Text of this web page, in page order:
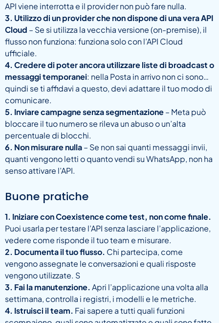
API viene interrotta e il provider non può fare nulla.
3. Utilizzo di un provider che non dispone di una vera API
Cloud – Se si utilizza la vecchia versione (on-premise), il
flusso non funziona: funziona solo con l’API Cloud
ufficiale.
4. Credere di poter ancora utilizzare liste di broadcast o
messaggi temporanei: nella Posta in arrivo non ci sono…
quindi se ti affidavi a questo, devi adattare il tuo modo di
comunicare.
5. Inviare campagne senza segmentazione– Meta può
bloccare il tuo numero se rileva un abuso o un’alta
percentuale di blocchi.
6. Non misurare nulla– Se non sai quanti messaggi invii,
quanti vengono letti o quanto vendi su WhatsApp, non ha
senso attivare l’API.
Buone pratiche
1. Iniziare con Coexistence come test, non come finale.
Puoi usarla per testare l’API senza lasciare l’applicazione,
vedere come risponde il tuo team e misurare.
2. Documenta il tuo flusso. Chi partecipa, come
vengono assegnate le conversazioni e quali risposte
vengono utilizzate. S
3. Fai la manutenzione. Apri l’applicazione una volta alla
settimana, controlla i registri, i modelli e le metriche.
4. Istruisci il team. Fai sapere a tutti quali funzioni